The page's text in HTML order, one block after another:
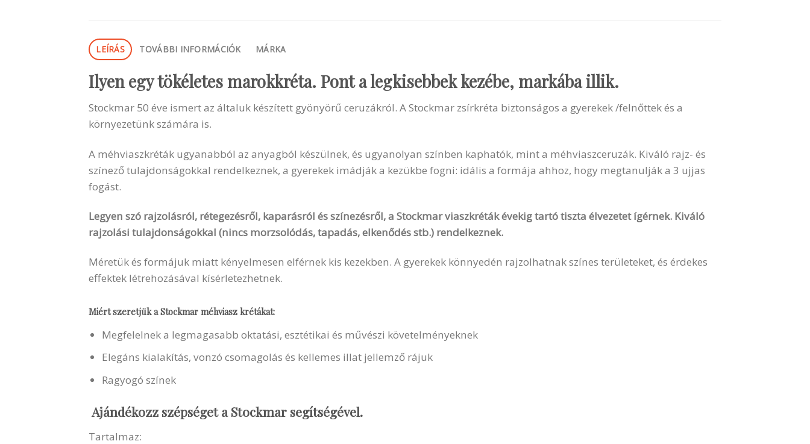
LEÍRÁS TOVÁBBI INFORMÁCIÓK MÁRKA
Ilyen egy tökéletes marokkréta. Pont a legkisebbek kezébe, markába illik.
Stockmar 50 éve ismert az általuk készített gyönyörű ceruzákról. A Stockmar zsírkréta biztonságos a gyerekek /felnőttek és a
környezetünk számára is.
A méhviaszkréták ugyanabból az anyagból készülnek, és ugyanolyan színben kaphatók, mint a méhviaszceruzák. Kiváló rajz- és
színező tulajdonságokkal rendelkeznek, a gyerekek imádják a kezükbe fogni: idális a formája ahhoz, hogy megtanulják a 3 ujjas
fogást.
Legyen szó rajzolásról, rétegezésről, kaparásról és színezésről, a Stockmar viaszkréták évekig tartó tiszta élvezetet ígérnek. Kiváló
rajzolási tulajdonságokkal (nincs morzsolódás, tapadás, elkenődés stb.) rendelkeznek.
Méretük és formájuk miatt kényelmesen elférnek kis kezekben. A gyerekek könnyedén rajzolhatnak színes területeket, és érdekes
effektek létrehozásával kísérletezhetnek.
Miért szeretjük a Stockmar méhviasz krétákat:
Megfelelnek a legmagasabb oktatási, esztétikai és művészi követelményeknek
Elegáns kialakítás, vonzó csomagolás és kellemes illat jellemző rájuk
Ragyogó színek
Ajándékozz szépséget a Stockmar segítségével.
Tartalmaz: